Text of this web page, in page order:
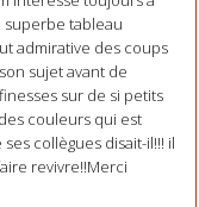
superbe tableau
admirative des coups
sujet avant de
sur de si petits
couleurs qui est
collègues disait-il!!! il
revivre!!Merci